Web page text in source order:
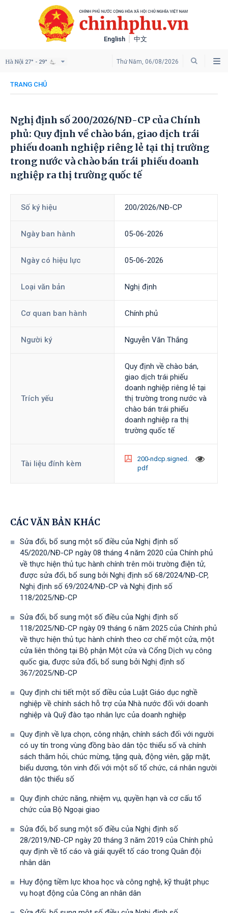
English 中文
Thứ Năm, 06/08/2026
Hà Nội 27° - 29°
TRANG CHỦ
Nghị định số 200/2026/NĐ-CP của Chính
phủ: Quy định về chào bán, giao dịch trái
phiếu doanh nghiệp riêng lẻ tại thị trường
trong nước và chào bán trái phiếu doanh
nghiệp ra thị trường quốc tế
Số ký hiệu 200/2026/NĐ-CP
Ngày ban hành 05-06-2026
Ngày có hiệu lực 05-06-2026
Loại văn bản Nghị định
Cơ quan ban hành Chính phủ
Người ký Nguyễn Văn Thắng
Trích yếu
Quy định về chào bán,
giao dịch trái phiếu
doanh nghiệp riêng lẻ tại
thị trường trong nước và
chào bán trái phiếu
doanh nghiệp ra thị
trường quốc tế
Tài liệu đính kèm
200-ndcp.signed.
pdf
CÁC VĂN BẢN KHÁC
Sửa đổi, bổ sung một số điều của Nghị định số
45/2020/NĐ-CP ngày 08 tháng 4 năm 2020 của Chính phủ
về thực hiện thủ tục hành chính trên môi trường điện tử,
được sửa đổi, bổ sung bởi Nghị định số 68/2024/NĐ-CP,
Nghị định số 69/2024/NĐ-CP và Nghị định số
118/2025/NĐ-СР
Sửa đổi, bổ sung một số điều của Nghị định số
118/2025/NĐ-CP ngày 09 tháng 6 năm 2025 của Chính phủ
về thực hiện thủ tục hành chính theo cơ chế một cửa, một
cửa liên thông tại Bộ phận Một cửa và Cổng Dịch vụ công
quốc gia, được sửa đổi, bổ sung bởi Nghị định số
367/2025/NĐ-СР
Quy định chi tiết một số điều của Luật Giáo dục nghề
nghiệp về chính sách hỗ trợ của Nhà nước đối với doanh
nghiệp và Quỹ đào tạo nhân lực của doanh nghiệp
Quy định về lựa chọn, công nhận, chính sách đối với người
có uy tín trong vùng đồng bào dân tộc thiểu số và chính
sách thăm hỏi, chúc mừng, tặng quà, động viên, gặp mặt,
biểu dương, tôn vinh đối với một số tổ chức, cá nhân người
dân tộc thiểu số
Quy định chức năng, nhiệm vụ, quyền hạn và cơ cấu tổ
chức của Bộ Ngoại giao
Sửa đổi, bổ sung một số điều của Nghị định số
28/2019/NĐ-CР ngày 20 tháng 3 năm 2019 của Chính phủ
quy định về tố cáo và giải quyết tố cáo trong Quân đội
nhân dân
Huy động tiềm lực khoa học và công nghệ, kỹ thuật phục
vụ hoạt động của Công an nhân dân